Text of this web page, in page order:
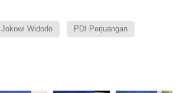
Jokowi Widodo PDI Perjuangan